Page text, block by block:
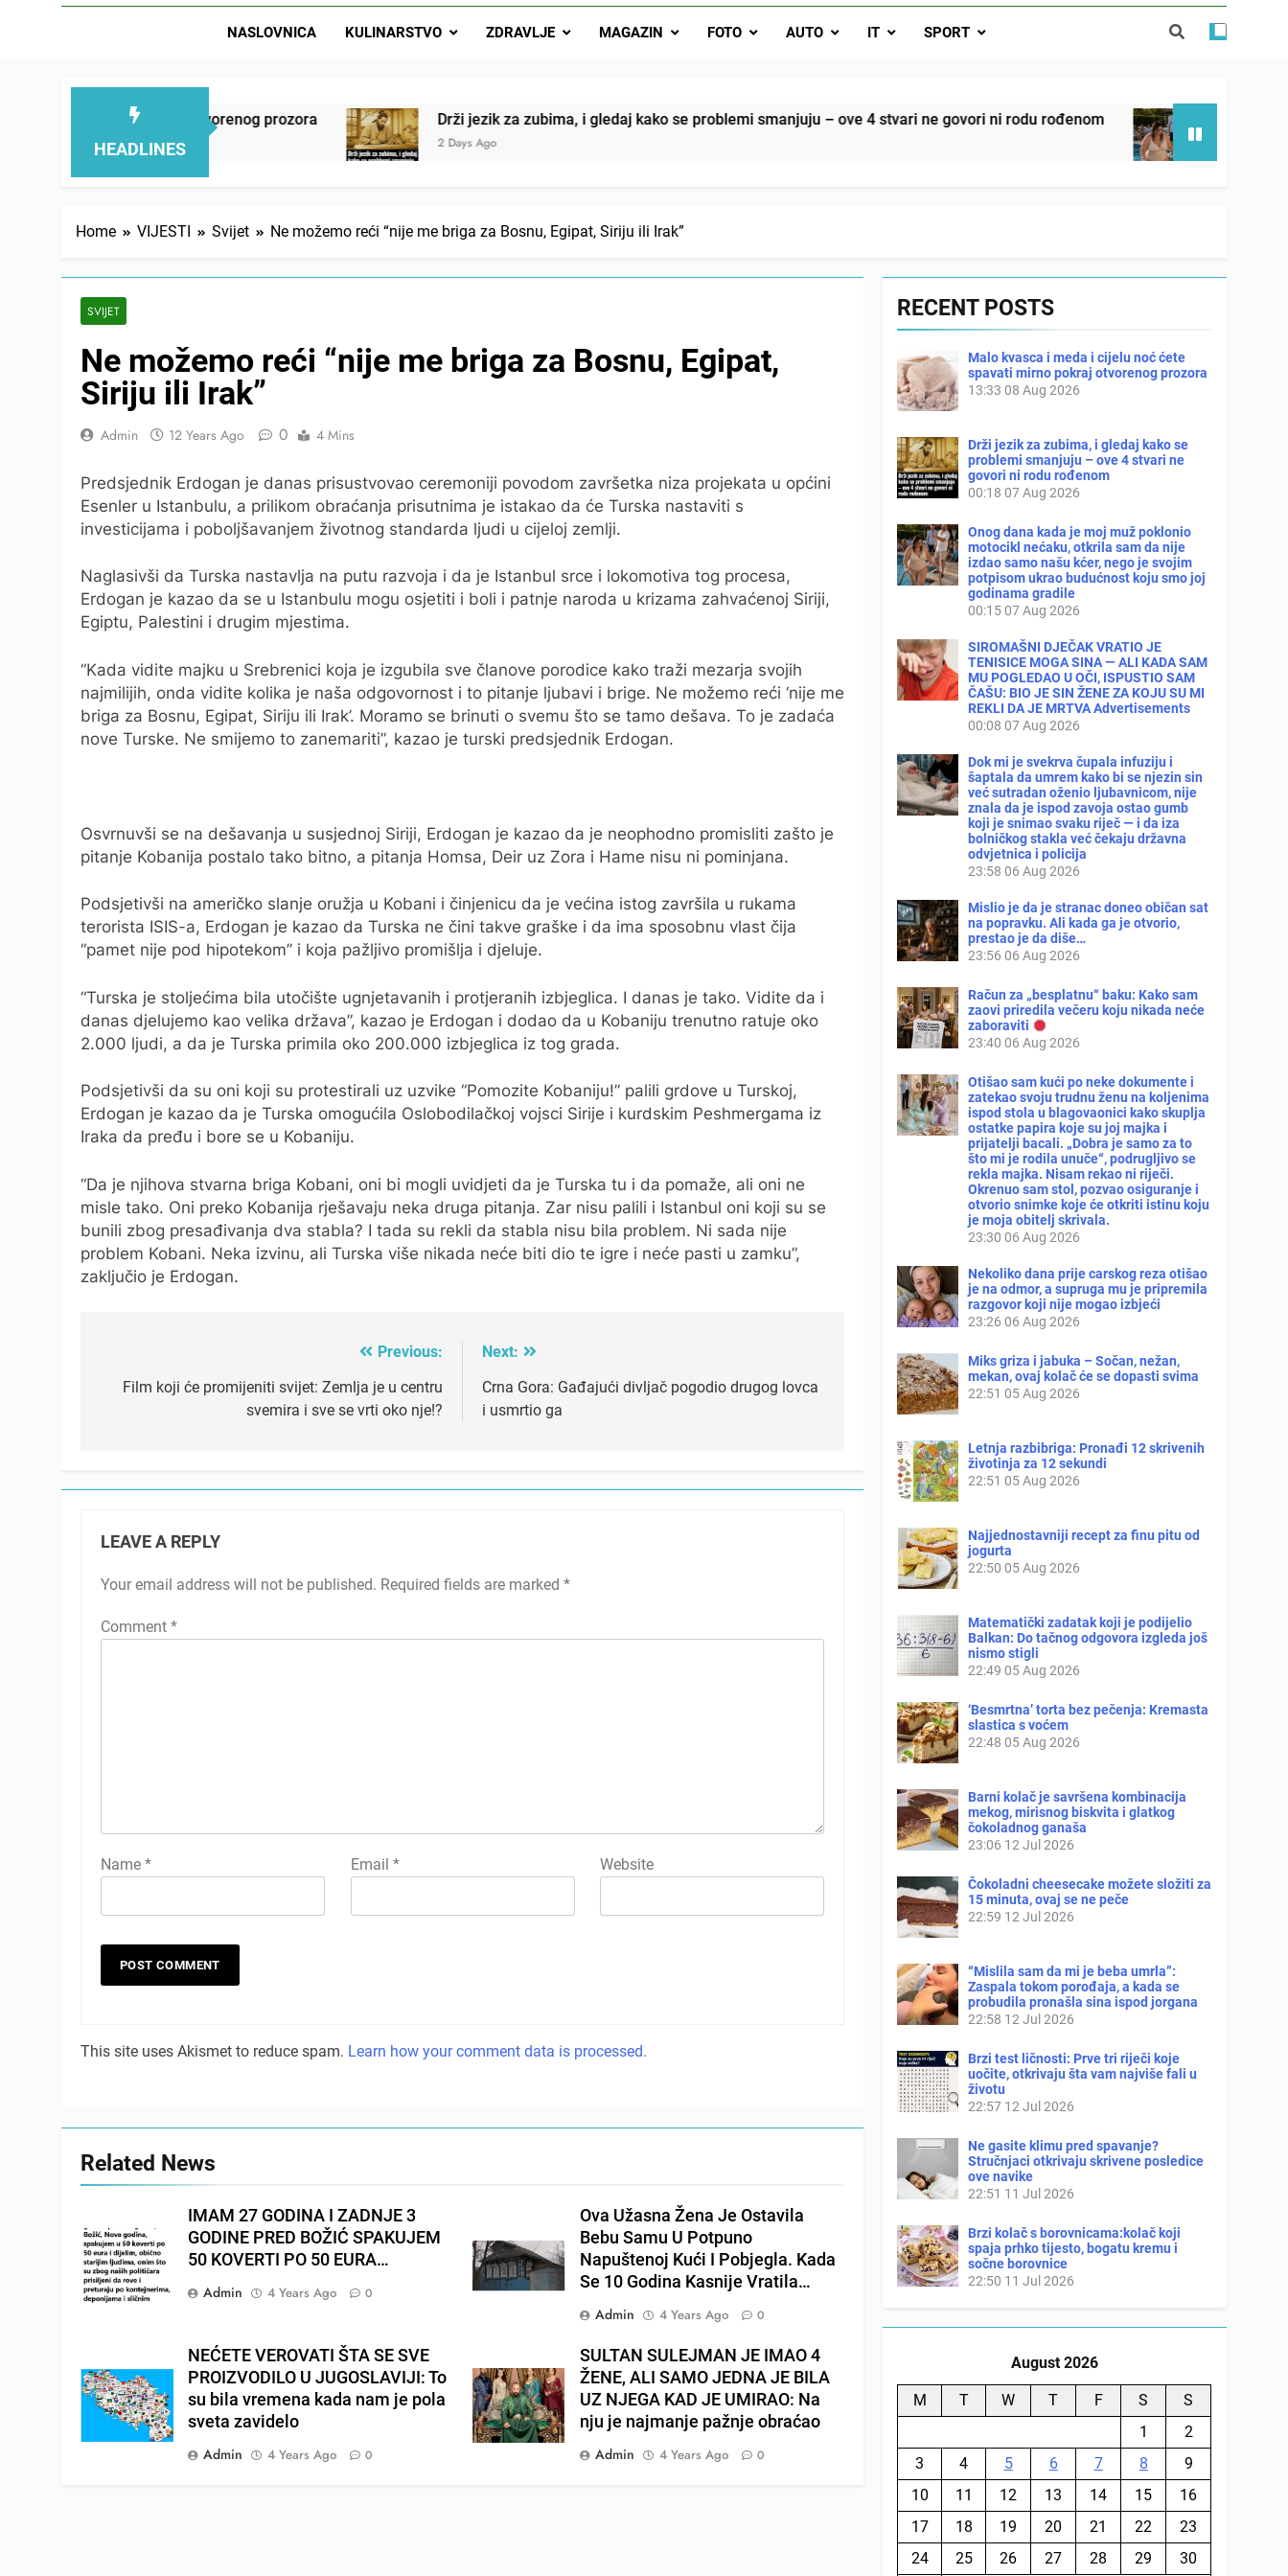
Drži jezik za zubima, i gledaj kako se problemi smanjuju – ove 4 stvari ne govori ni rodu rođenom
SIROMAŠNI DJEČAK VRATIO JE TENISICE MOGA SINA — ALI KADA SAM MU POGLEDAO U OČI, ISPUSTIO
SAM ČAŠU: BIO JE SIN ŽENE ZA KOJU SU MI REKLI DA JE MRTVA Advertisements
NASLOVNICA KULINARSTVO ZDRAVLJE MAGAZIN FOTO AUTO IT SPORT
HEADLINES
pokraj otvorenog prozora Drži jezik za zubima, i gledaj kako se problemi smanjuju – ove 4 stvari ne govori ni rodu rođenom
2 Days Ago
Onog dana kada je
2 Days Ago
Home VIJESTI Svijet Ne možemo reći “nije me briga za Bosnu, Egipat, Siriju ili Irak”
SVIJET
Ne možemo reći “nije me briga za Bosnu, Egipat,
Siriju ili Irak”
Admin 12 Years Ago 0 4 Mins
Predsjednik Erdogan je danas prisustvovao ceremoniji povodom završetka niza projekata u općini
Esenler u Istanbulu, a prilikom obraćanja prisutnima je istakao da će Turska nastaviti s
investicijama i poboljšavanjem životnog standarda ljudi u cijeloj zemlji.
Naglasivši da Turska nastavlja na putu razvoja i da je Istanbul srce i lokomotiva tog procesa,
Erdogan je kazao da se u Istanbulu mogu osjetiti i boli i patnje naroda u krizama zahvaćenoj Siriji,
Egiptu, Palestini i drugim mjestima.
“Kada vidite majku u Srebrenici koja je izgubila sve članove porodice kako traži mezarja svojih
najmilijih, onda vidite kolika je naša odgovornost i to pitanje ljubavi i brige. Ne možemo reći ‘nije me
briga za Bosnu, Egipat, Siriju ili Irak’. Moramo se brinuti o svemu što se tamo dešava. To je zadaća
nove Turske. Ne smijemo to zanemariti”, kazao je turski predsjednik Erdogan.
Osvrnuvši se na dešavanja u susjednoj Siriji, Erdogan je kazao da je neophodno promisliti zašto je
pitanje Kobanija postalo tako bitno, a pitanja Homsa, Deir uz Zora i Hame nisu ni pominjana.
Podsjetivši na američko slanje oružja u Kobani i činjenicu da je većina istog završila u rukama
terorista ISIS-a, Erdogan je kazao da Turska ne čini takve graške i da ima sposobnu vlast čija
“pamet nije pod hipotekom” i koja pažljivo promišlja i djeluje.
“Turska je stoljećima bila utočište ugnjetavanih i protjeranih izbjeglica. I danas je tako. Vidite da i
danas djelujemo kao velika država”, kazao je Erdogan i dodao da u Kobaniju trenutno ratuje oko
2.000 ljudi, a da je Turska primila oko 200.000 izbjeglica iz tog grada.
Podsjetivši da su oni koji su protestirali uz uzvike “Pomozite Kobaniju!” palili grdove u Turskoj,
Erdogan je kazao da je Turska omogućila Oslobodilačkoj vojsci Sirije i kurdskim Peshmergama iz
Iraka da pređu i bore se u Kobaniju.
“Da je njihova stvarna briga Kobani, oni bi mogli uvidjeti da je Turska tu i da pomaže, ali oni ne
misle tako. Oni preko Kobanija rješavaju neka druga pitanja. Zar nisu palili i Istanbul oni koji su se
bunili zbog presađivanja dva stabla? I tada su rekli da stabla nisu bila problem. Ni sada nije
problem Kobani. Neka izvinu, ali Turska više nikada neće biti dio te igre i neće pasti u zamku”,
zaključio je Erdogan.
navigation
Previous:
Film koji će promijeniti svijet: Zemlja je u centru
svemira i sve se vrti oko nje!?
Next:
Crna Gora: Gađajući divljač pogodio drugog lovca
i usmrtio ga
LEAVE A REPLY
Your email address will not be published. Required fields are marked *
Comment *
Name * Email * Website
This site uses Akismet to reduce spam. Learn how your comment data is processed.
Related News
IMAM 27 GODINA I ZADNJE 3
GODINE PRED BOŽIĆ SPAKUJEM
50 KOVERTI PO 50 EURA…
Admin
4 Years Ago 0
Ova Užasna Žena Je Ostavila
Bebu Samu U Potpuno
Napuštenoj Kući I Pobjegla. Kada
Se 10 Godina Kasnije Vratila…
Admin
4 Years Ago 0
NEĆETE VEROVATI ŠTA SE SVE
PROIZVODILO U JUGOSLAVIJI: To
su bila vremena kada nam je pola
sveta zavidelo
Admin
4 Years Ago 0
SULTAN SULEJMAN JE IMAO 4
ŽENE, ALI SAMO JEDNA JE BILA
UZ NJEGA KAD JE UMIRAO: Na
nju je najmanje pažnje obraćao
Admin
4 Years Ago 0
RECENT POSTS
Malo kvasca i meda i cijelu noć ćete
spavati mirno pokraj otvorenog prozora
13:33 08 Aug 2026
Drži jezik za zubima, i gledaj kako se
problemi smanjuju – ove 4 stvari ne
govori ni rodu rođenom
00:18 07 Aug 2026
Onog dana kada je moj muž poklonio
motocikl nećaku, otkrila sam da nije
izdao samo našu kćer, nego je svojim
potpisom ukrao budućnost koju smo joj
godinama gradile
00:15 07 Aug 2026
SIROMAŠNI DJEČAK VRATIO JE
TENISICE MOGA SINA — ALI KADA SAM
MU POGLEDAO U OČI, ISPUSTIO SAM
ČAŠU: BIO JE SIN ŽENE ZA KOJU SU MI
REKLI DA JE MRTVA Advertisements
00:08 07 Aug 2026
Dok mi je svekrva čupala infuziju i
šaptala da umrem kako bi se njezin sin
već sutradan oženio ljubavnicom, nije
znala da je ispod zavoja ostao gumb
koji je snimao svaku riječ — i da iza
bolničkog stakla već čekaju državna
odvjetnica i policija
23:58 06 Aug 2026
Mislio je da je stranac doneo običan sat
na popravku. Ali kada ga je otvorio,
prestao je da diše…
23:56 06 Aug 2026
Račun za „besplatnu“ baku: Kako sam
zaovi priredila večeru koju nikada neće
zaboraviti
23:40 06 Aug 2026
Otišao sam kući po neke dokumente i
zatekao svoju trudnu ženu na koljenima
ispod stola u blagovaonici kako skuplja
ostatke papira koje su joj majka i
prijatelji bacali. „Dobra je samo za to
što mi je rodila unuče“, podrugljivo se
rekla majka. Nisam rekao ni riječi.
Okrenuo sam stol, pozvao osiguranje i
otvorio snimke koje će otkriti istinu koju
je moja obitelj skrivala.
23:30 06 Aug 2026
Nekoliko dana prije carskog reza otišao
je na odmor, a supruga mu je pripremila
razgovor koji nije mogao izbjeći
23:26 06 Aug 2026
Miks griza i jabuka – Sočan, nežan,
mekan, ovaj kolač će se dopasti svima
22:51 05 Aug 2026
Letnja razbibriga: Pronađi 12 skrivenih
životinja za 12 sekundi
22:51 05 Aug 2026
Najjednostavniji recept za finu pitu od
jogurta
22:50 05 Aug 2026
Matematički zadatak koji je podijelio
Balkan: Do tačnog odgovora izgleda još
nismo stigli
22:49 05 Aug 2026
‘Besmrtna’ torta bez pečenja: Kremasta
slastica s voćem
22:48 05 Aug 2026
Barni kolač je savršena kombinacija
mekog, mirisnog biskvita i glatkog
čokoladnog ganaša
23:06 12 Jul 2026
Čokoladni cheesecake možete složiti za
15 minuta, ovaj se ne peče
22:59 12 Jul 2026
“Mislila sam da mi je beba umrla”:
Zaspala tokom porođaja, a kada se
probudila pronašla sina ispod jorgana
22:58 12 Jul 2026
Brzi test ličnosti: Prve tri riječi koje
uočite, otkrivaju šta vam najviše fali u
životu
22:57 12 Jul 2026
Ne gasite klimu pred spavanje?
Stručnjaci otkrivaju skrivene posledice
ove navike
22:51 11 Jul 2026
Brzi kolač s borovnicama:kolač koji
spaja prhko tijesto, bogatu kremu i
sočne borovnice
22:50 11 Jul 2026
August 2026
M T W T F S
S
1
2
3
4 5 6 7 8
9
10
11 12 13 14 15
16
17
18 19 20 21 22
23
24
25 26 27 28 29 30